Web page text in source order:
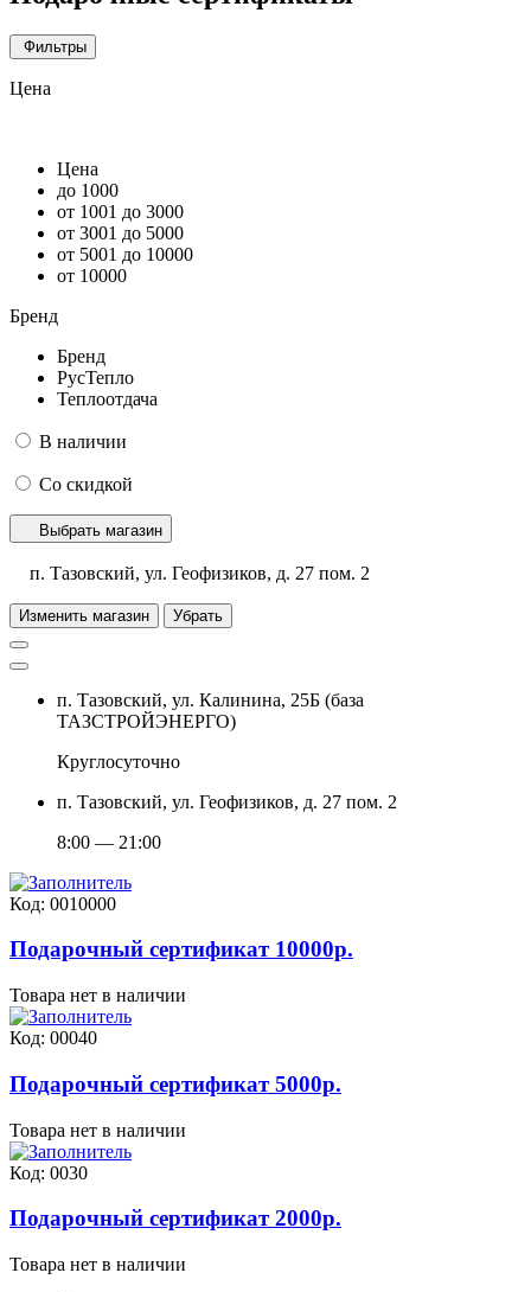
Фильтры
Цена
Цена
до 1000
от 1001 до 3000
от 3001 до 5000
от 5001 до 10000
от 10000
Бренд
Бренд
РусТепло
Теплоотдача
В наличии
Со скидкой
Выбрать магазин
п. Тазовский, ул. Геофизиков, д. 27 пом. 2
Изменить магазин Убрать
п. Тазовский, ул. Калинина, 25Б (база
ТАЗСТРОЙЭНЕРГО)
Круглосуточно
п. Тазовский, ул. Геофизиков, д. 27 пом. 2
8:00 — 21:00
Код: 0010000
Подарочный сертификат 10000р.
Товара нет в наличии
Код: 00040
Подарочный сертификат 5000р.
Товара нет в наличии
Код: 0030
Подарочный сертификат 2000р.
Товара нет в наличии